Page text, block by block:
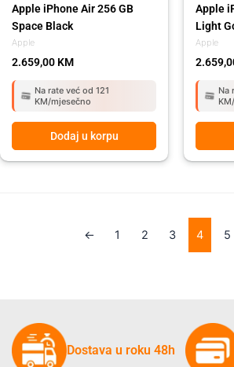
Apple
Apple iPhone Air 256 GB
Space Black
2.659,00 KM
Na rate već od 121
KM/mjesečno
Dodaj u korpu
Apple
Apple
Light
Na
← 1 2 3 4 5
Dostava u roku 48h